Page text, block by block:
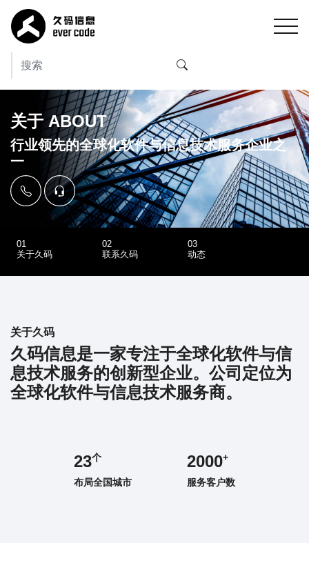
关于 ABOUT
行业领先的全球化软件与信息技术服务企业之
一
01
关于久码
02
联系久码
03
动态
关于久码
久码信息是一家专注于全球化软件与信
息技术服务的创新型企业。公司定位为
全球化软件与信息技术服务商。
23个
布局全国城市
2000+
服务客户数